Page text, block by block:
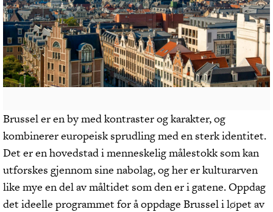
Brussel er en by med kontraster og karakter, og
kombinerer europeisk sprudling med en sterk identitet.
Det er en hovedstad i menneskelig målestokk som kan
utforskes gjennom sine nabolag, og her er kulturarven
like mye en del av måltidet som den er i gatene. Oppdag
det ideelle programmet for å oppdage Brussel i løpet av